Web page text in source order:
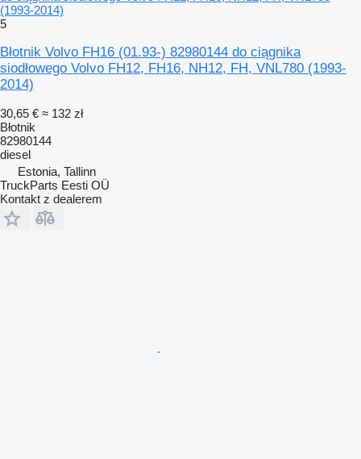
(1993-2014)
5
Błotnik Volvo FH16 (01.93-) 82980144 do ciągnika
siodłowego Volvo FH12, FH16, NH12, FH, VNL780 (1993-
2014)
30,65 € ≈ 132 zł
Błotnik
82980144
diesel
Estonia, Tallinn
TruckParts Eesti OÜ
Kontakt z dealerem